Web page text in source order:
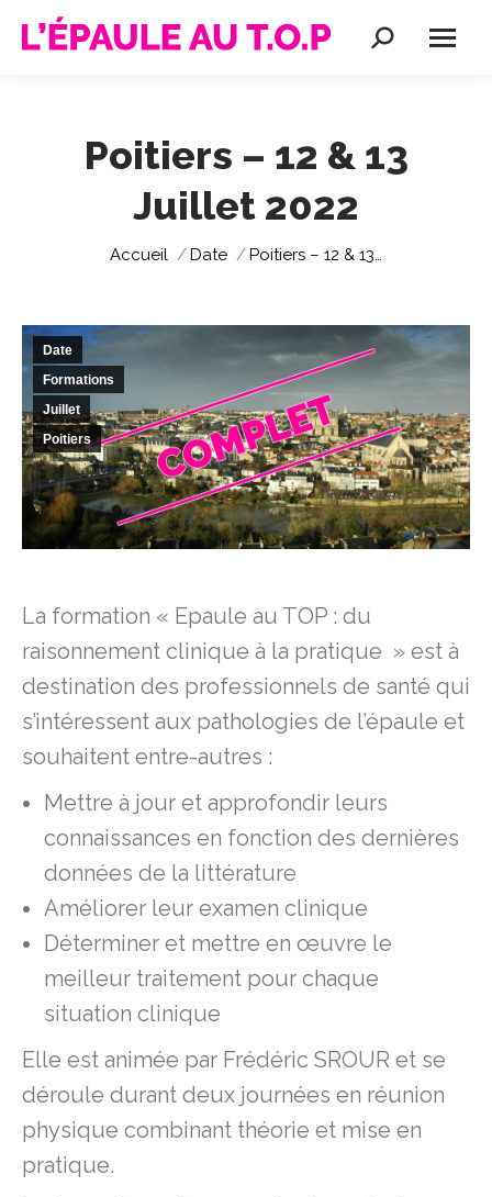
Recherche
Poitiers – 12 & 13
Juillet 2022
Vous êtes ici :
Accueil Date Poitiers – 12 & 13…
Date
Formations
Juillet
Poitiers
La formation « Epaule au TOP : du
raisonnement clinique à la pratique » est à
destination des professionnels de santé qui
s’intéressent aux pathologies de l’épaule et
souhaitent entre-autres :
Mettre à jour et approfondir leurs
connaissances en fonction des dernières
données de la littérature
Améliorer leur examen clinique
Déterminer et mettre en œuvre le
meilleur traitement pour chaque
situation clinique
Elle est animée par Frédéric SROUR et se
déroule durant deux journées en réunion
physique combinant théorie et mise en
pratique.